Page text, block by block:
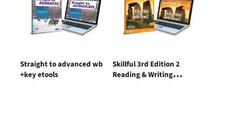
Straight to advanced wb
+key etools
Skillful 3rd Edition 2
Reading & Writing